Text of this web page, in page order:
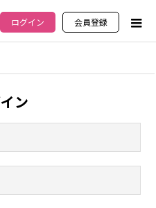
ログイン 会員登録
ン